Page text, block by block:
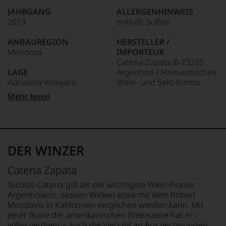
Webshop,
um
unterstreichen,
auf
hohem
Niveau
sich
unsere
Das
genügt
nicht
Wir
haben
festgestellt,
dass
mit
Kreativität
Innovationsgeist
Weinjournalismus
und
Weinbewertung
revolutioniert.
Der
studierte
sich
Sprachrohr
des
Verbrauchers
schuf
1978
den
Newsletter
Dabei
geriet
mehr
über
Umwege
in
die
Weinwelt,
denn
an
der
von
Wisconsin.
Bedingt
durch
seinen
Vater
JAHRGANG
2019
ANBAUREGION
Mendoza
LAGE
Adrianna Vineyard
APPELLATION
REBSORTEN
18 °C
ALKOHOLGEHALT
14 % Vol.
RESTSÜSSE
ALLERGENHINWEIS
enthält Sulfite
HERSTELLER /
IMPORTEUR
Catena Zapata B-73235
Argentina / Hanseatisches
Wein- und Sekt-Kontor
LAND
GESCHMACK
trocken
Mehr lesen
DER WINZER
Catena Zapata
Nicolas Catena gilt als der wichtigste Wein-Pionier
Argentiniens, dessen Wirken etwa mit dem Robert
Mondavis in Kalifornien verglichen werden kann. Mit
jener Ikone der amerikanischen Weinszene hat er –